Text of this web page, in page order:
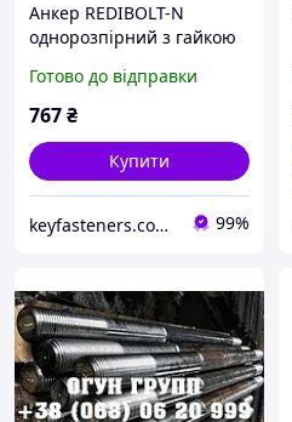
Анкер REDIBOLT-N
однорозпірний з гайкою
М12/75 цинк жовтий 20
шт./пачка
Готово до відправки
767₴
Купити
keyfasteners.com.ua 99%